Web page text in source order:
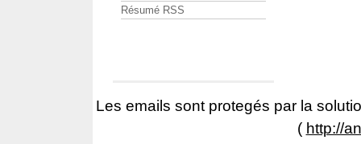
Résumé RSS
Les emails sont protegés par la
( http://